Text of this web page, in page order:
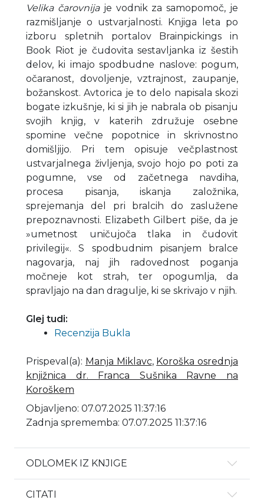
Velika čarovnijaje vodnik za samopomoč, je
razmišljanje o ustvarjalnosti. Knjiga leta po
izboru spletnih portalov Brainpickings in
Book Riot je čudovita sestavljanka iz šestih
delov, ki imajo spodbudne naslove: pogum,
očaranost, dovoljenje, vztrajnost, zaupanje,
božanskost. Avtorica je to delo napisala skozi
bogate izkušnje, ki si jih je nabrala ob pisanju
svojih knjig, v katerih združuje osebne
spomine večne popotnice in skrivnostno
domišljijo. Pri tem opisuje večplastnost
ustvarjalnega življenja, svojo hojo po poti za
pogumne, vse od začetnega navdiha,
procesa pisanja, iskanja založnika,
sprejemanja del pri bralcih do zaslužene
prepoznavnosti. Elizabeth Gilbert piše, da je
»umetnost uničujoča tlaka in čudovit
privilegij«. S spodbudnim pisanjem bralce
nagovarja, naj jih radovednost poganja
močneje kot strah, ter opogumlja, da
spravljajo na dan dragulje, ki se skrivajo v njih.
Glej tudi:
Recenzija Bukla
Prispeval(a): Manja Miklavc, Koroška osrednja
knjižnica dr. Franca Sušnika Ravne na
Koroškem
Objavljeno: 07.07.2025 11:37:16
Zadnja sprememba: 07.07.2025 11:37:16
ODLOMEK IZ KNJIGE
CITATI